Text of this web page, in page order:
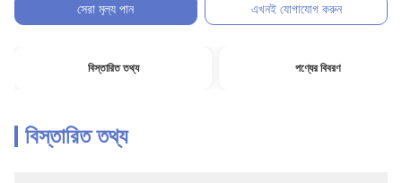
সেরা মূল্য পান এখনই যোগাযোগ করুন
বিস্তারিত তথ্য পণ্যের বিবরণ
বিস্তারিত তথ্য